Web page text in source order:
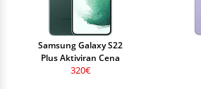
Samsung Galaxy S22
Plus Aktiviran Cena
320€